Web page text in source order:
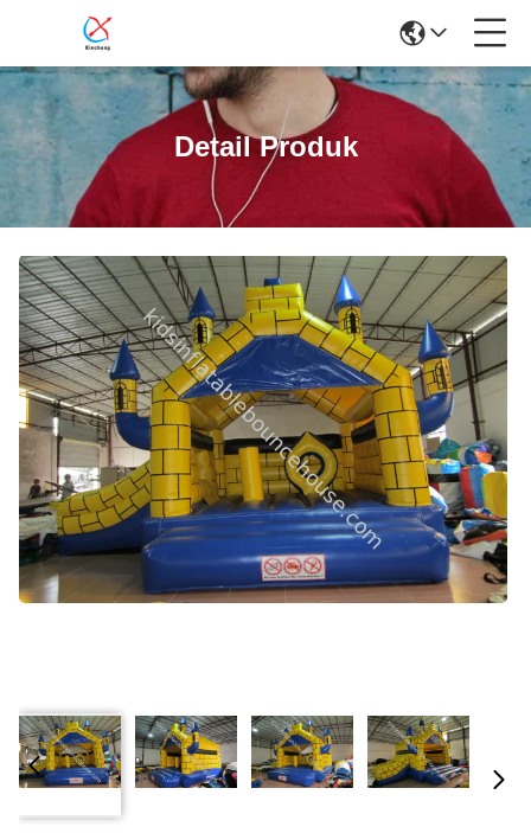
Detail Produk